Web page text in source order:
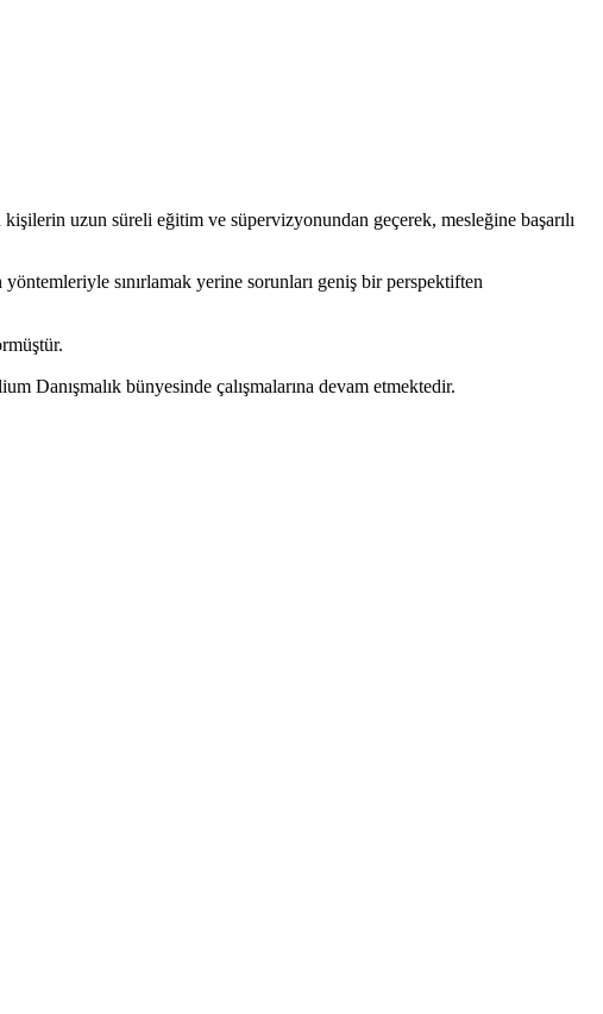
uzun süreli eğitim ve süpervizyonundan geçerek, mesleğine başarılı
sınırlamak yerine sorunları geniş bir perspektiften
Danışmalık bünyesinde çalışmalarına devam etmektedir.